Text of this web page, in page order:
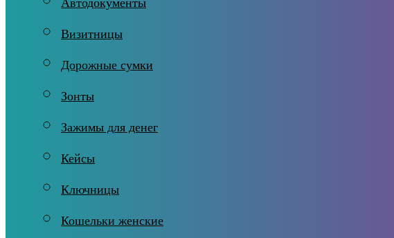
Визитницы
Дорожные сумки
Зонты
Зажимы для денег
Кейсы
Ключницы
Кошельки женские